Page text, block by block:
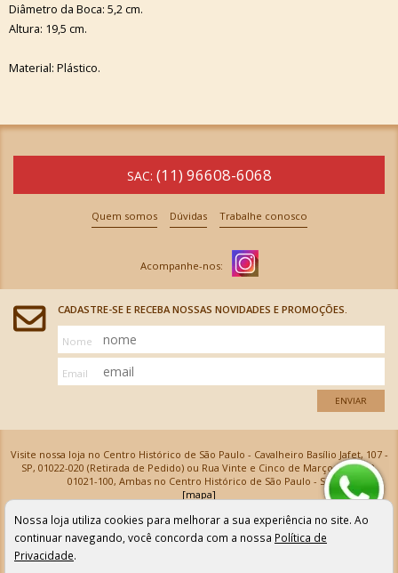
Diâmetro da Boca: 5,2 cm.
Altura: 19,5 cm.
Material: Plástico.
SAC: (11) 96608-6068
Quem somos Dúvidas Trabalhe conosco
CADASTRE-SE E RECEBA NOSSAS NOVIDADES E PROMOÇÕES.
Nome
Email
ENVIAR
Visite nossa loja no Centro Histórico de São Paulo - Cavalheiro Basílio Jafet, 107 -
SP, 01022-020 (Retirada de Pedido) ou Rua Vinte e Cinco de Março, 576 - SP,
01021-100, Ambas no Centro Histórico de São Paulo - SP
[mapa]
Armarinhos Santa Cecília Ltda | CNPJ: 61.069.639/0001-18
Os preços e as condições de pagamento apresentadas na loja virtual não valem para nossa loja física e
podem sofrer alterações sem aviso prévio. Vendas com cartão de crédito sujeitas a análise e
confirmação de dados.
Nossa loja utiliza cookies para melhorar a sua experiência no site. Ao
continuar navegando, você concorda com a nossa Política de
Privacidade.